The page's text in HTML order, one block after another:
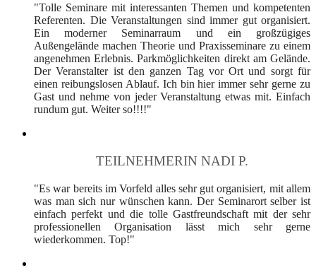
"Tolle Seminare mit interessanten Themen und kompetenten
Referenten. Die Veranstaltungen sind immer gut organisiert.
Ein moderner Seminarraum und ein großzügiges
Außengelände machen Theorie und Praxisseminare zu einem
angenehmen Erlebnis. Parkmöglichkeiten direkt am Gelände.
Der Veranstalter ist den ganzen Tag vor Ort und sorgt für
einen reibungslosen Ablauf. Ich bin hier immer sehr gerne zu
Gast und nehme von jeder Veranstaltung etwas mit. Einfach
rundum gut. Weiter so!!!!"
TEILNEHMERIN NADI P.
"Es war bereits im Vorfeld alles sehr gut organisiert, mit allem
was man sich nur wünschen kann. Der Seminarort selber ist
einfach perfekt und die tolle Gastfreundschaft mit der sehr
professionellen Organisation lässt mich sehr gerne
wiederkommen. Top!"